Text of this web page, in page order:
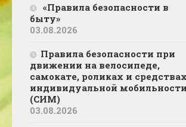
«Правила безопасности в
быту»
03.08.2026
Правила безопасности при
движении на велосипеде,
самокате, роликах и средствах
индивидуальной мобильности
(СИМ)
03.08.2026